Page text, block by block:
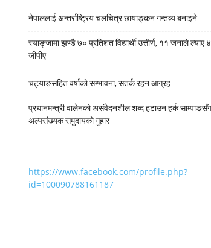
नेपाललाई अन्तर्राष्ट्रिय चलचित्र छायाङ्कन गन्तव्य बनाइने
स्याङ्जामा झण्डै ७० प्रतिशत विद्यार्थी उत्तीर्ण, ११ जनाले ल्याए ४
जीपीए
चट्याङसहित वर्षाको सम्भावना, सतर्क रहन आग्रह
प्रधानमन्त्री वालेनको असंवेदनशील शब्द हटाउन हर्क साम्पाङसँग
अल्पसंख्यक समुदायको गुहार
https://www.facebook.com/profile.php?
id=100090788161187